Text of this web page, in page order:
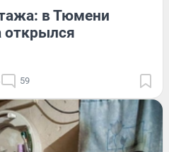
в Тюмени
открылся
59